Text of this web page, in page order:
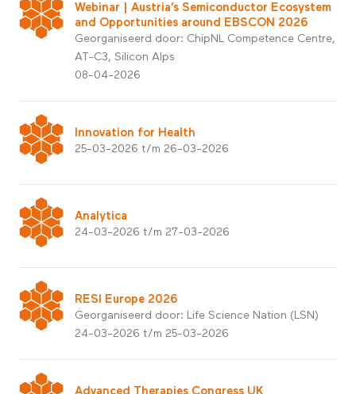
Webinar | Austria’s Semiconductor Ecosystem
and Opportunities around EBSCON 2026
Georganiseerd door: ChipNL Competence Centre,
AT-C3, Silicon Alps
08-04-2026
Innovation for Health
25-03-2026 t/m 26-03-2026
Analytica
24-03-2026 t/m 27-03-2026
RESI Europe 2026
Georganiseerd door: Life Science Nation (LSN)
24-03-2026 t/m 25-03-2026
Advanced Therapies Congress UK